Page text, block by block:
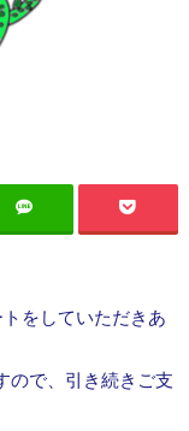
をしていただきあ
ので、引き続きご支